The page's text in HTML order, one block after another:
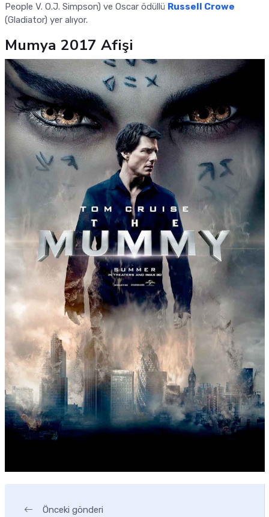
People V. O.J. Simpson) ve Oscar ödüllü Russell Crowe
(Gladiator) yer alıyor.
Mumya 2017 Afişi
Önceki gönderi